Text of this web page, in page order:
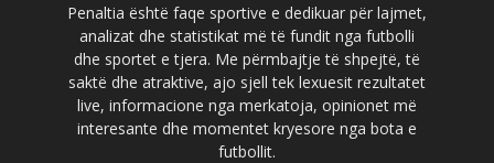
Penaltia është faqe sportive e dedikuar për lajmet,
analizat dhe statistikat më të fundit nga futbolli
dhe sportet e tjera. Me përmbajtje të shpejtë, të
saktë dhe atraktive, ajo sjell tek lexuesit rezultatet
live, informacione nga merkatoja, opinionet më
interesante dhe momentet kryesore nga bota e
futbollit.